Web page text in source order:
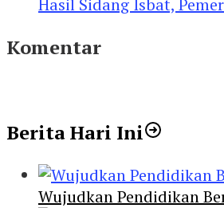
Komentar
Berita Hari Ini
Wujudkan Pendidikan